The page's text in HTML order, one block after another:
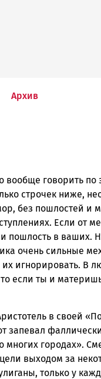
Архив
говорить по
строчек ниже,
без пошлостей и
Если от
пошлость в ваших.
очень сильные
игнорировать. В
если ты и
в своей
запевал
многих городах».
выходом за
только у